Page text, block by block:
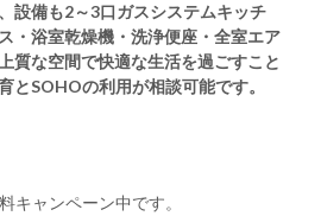
設備も2～3口ガスシステムキッチ
・浴室乾燥機・洗浄便座・全室エア
質な空間で快適な生活を過ごすこと
とSOHOの利用が相談可能です。
キャンペーン中です。